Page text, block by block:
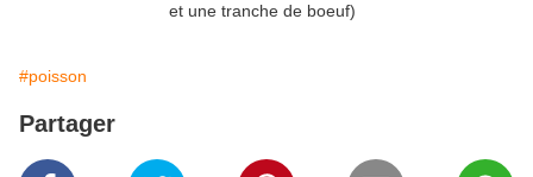
et une tranche de boeuf)
#poisson
Partager